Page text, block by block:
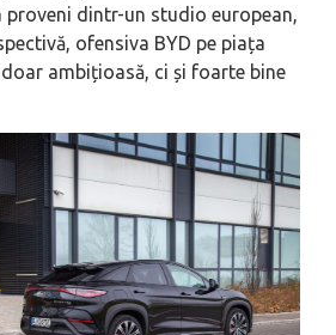
dintr-un studio european,
ofensiva BYD pe piața
ambițioasă, ci și foarte bine